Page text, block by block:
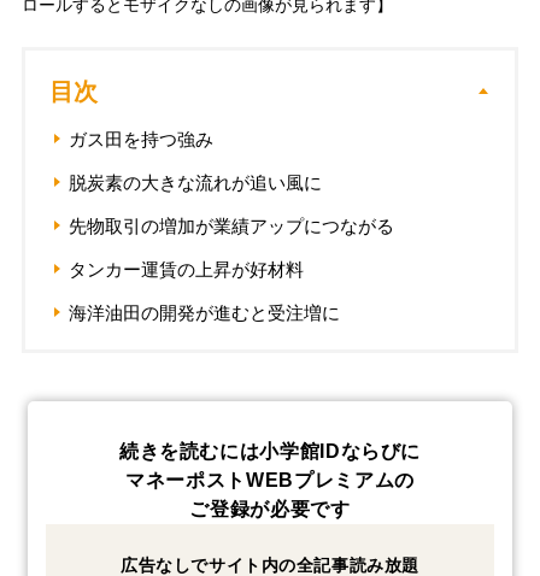
ロールするとモザイクなしの画像が見られます】
目次
ガス田を持つ強み
脱炭素の大きな流れが追い風に
先物取引の増加が業績アップにつながる
タンカー運賃の上昇が好材料
海洋油田の開発が進むと受注増に
続きを読むには小学館IDならびに
マネーポストWEBプレミアムの
ご登録が必要です
広告なしでサイト内の全記事読み放題